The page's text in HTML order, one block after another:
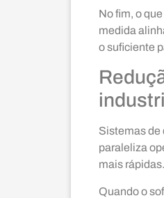
No fim, o
medida
o suficiente
Sistemas de
paraleliza
mais rápidas.
Quando o